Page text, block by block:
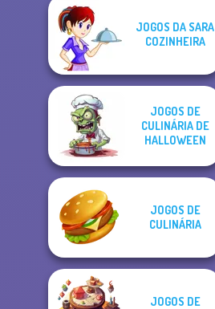
JOGOS DA SARA
COZINHEIRA
JOGOS DE
CULINÁRIA DE
HALLOWEEN
JOGOS DE
CULINÁRIA
JOGOS DE